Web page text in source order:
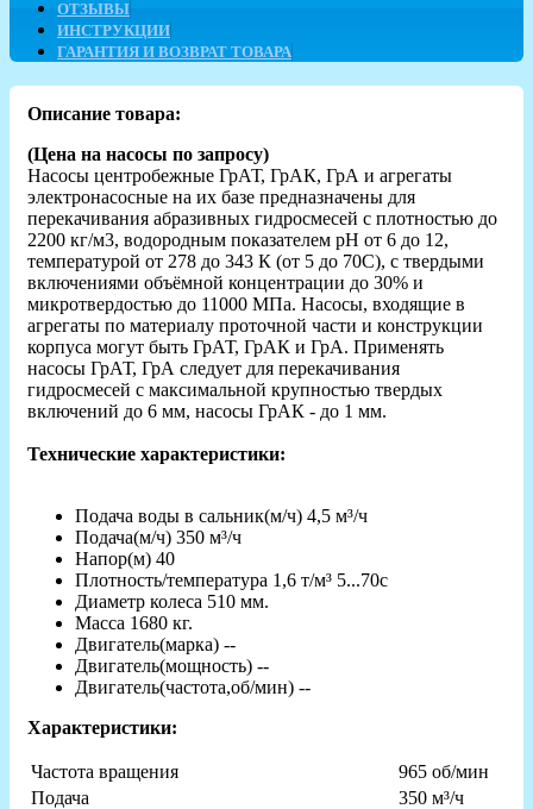
ОТЗЫВЫ
ИНСТРУКЦИИ
ГАРАНТИЯ И ВОЗВРАТ ТОВАРА
Описание товара:
(Цена на насосы по запросу)
Насосы центробежные ГрАТ, ГрАК, ГрА и агрегаты
электронасосные на их базе предназначены для
перекачивания абразивных гидросмесей с плотностью до
2200 кг/м3, водородным показателем рН от 6 до 12,
температурой от 278 до 343 К (от 5 до 70С), с твердыми
включениями объёмной концентрации до 30% и
микротвердостью до 11000 МПа. Насосы, входящие в
агрегаты по материалу проточной части и конструкции
корпуса могут быть ГрАТ, ГрАК и ГрА. Применять
насосы ГрАТ, ГрА следует для перекачивания
гидросмесей с максимальной крупностью твердых
включений до 6 мм, насосы ГрАК - до 1 мм.
Технические характеристики:
Подача воды в сальник(м/ч) 4,5 м³/ч
Подача(м/ч) 350 м³/ч
Напор(м) 40
Плотность/температура 1,6 т/м³ 5...70с
Диаметр колеса 510 мм.
Масса 1680 кг.
Двигатель(марка) --
Двигатель(мощность) --
Двигатель(частота,об/мин) --
Характеристики:
Частота вращения
965 об/мин
Подача
350 м³/ч